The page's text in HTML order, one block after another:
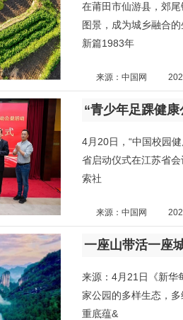
在莆田市仙游县，郊
图景，成为城乡融合
新篇1983年
来源：中国网
“青少年足踝健
4月20日，“中国校园
省启动仪式在江苏省
索社
来源：中国网
一座山带活一座
来源：4月21日《新华
家公园的多样生态，
重底蕴&